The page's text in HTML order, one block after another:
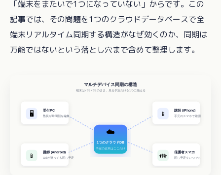
「端末をまたいで1つになっていない」からです。この
記事では、その問題を1つのクラウドデータベースで全
端末リアルタイム同期する構造がなぜ効くのか、同期は
万能ではないという落とし穴まで含めて整理します。